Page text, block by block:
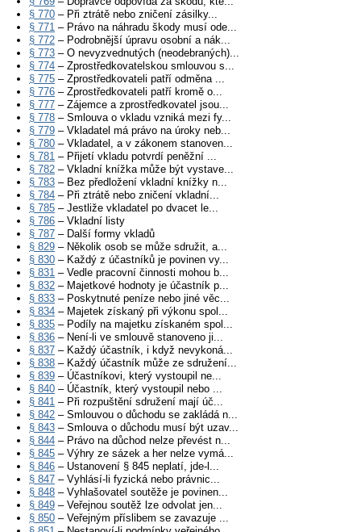
§ 770 – Při ztrátě nebo zničení zásilky...
§ 771 – Právo na náhradu škody musí ode...
§ 772 – Podrobnější úpravu osobní a nák...
§ 773 – O nevyzvednutých (neodebraných)...
§ 774 – Zprostředkovatelskou smlouvou s...
§ 775 – Zprostředkovateli patří odměna ...
§ 776 – Zprostředkovateli patří kromě o...
§ 777 – Zájemce a zprostředkovatel jsou...
§ 778 – Smlouva o vkladu vzniká mezi fy...
§ 779 – Vkladatel má právo na úroky neb...
§ 780 – Vkladatel, a v zákonem stanoven...
§ 781 – Přijetí vkladu potvrdí peněžní ...
§ 782 – Vkladní knížka může být vystave...
§ 783 – Bez předložení vkladní knížky n...
§ 784 – Při ztrátě nebo zničení vkladní...
§ 785 – Jestliže vkladatel po dvacet le...
§ 786 – Vkladní listy
§ 787 – Další formy vkladů
§ 829 – Několik osob se může sdružit, a...
§ 830 – Každý z účastníků je povinen vy...
§ 831 – Vedle pracovní činnosti mohou b...
§ 832 – Majetkové hodnoty je účastník p...
§ 833 – Poskytnuté peníze nebo jiné věc...
§ 834 – Majetek získaný při výkonu spol...
§ 835 – Podíly na majetku získaném spol...
§ 836 – Není-li ve smlouvě stanoveno ji...
§ 837 – Každý účastník, i když nevykoná...
§ 838 – Každý účastník může ze sdružení...
§ 839 – Účastníkovi, který vystoupil ne...
§ 840 – Účastník, který vystoupil nebo ...
§ 841 – Při rozpuštění sdružení mají úč...
§ 842 – Smlouvou o důchodu se zakládá n...
§ 843 – Smlouva o důchodu musí být uzav...
§ 844 – Právo na důchod nelze převést n...
§ 845 – Výhry ze sázek a her nelze vymá...
§ 846 – Ustanovení § 845 neplatí, jde-l...
§ 847 – Vyhlásí-li fyzická nebo právnic...
§ 848 – Vyhlašovatel soutěže je povinen...
§ 849 – Veřejnou soutěž lze odvolat jen...
§ 850 – Veřejným příslibem se zavazuje ...